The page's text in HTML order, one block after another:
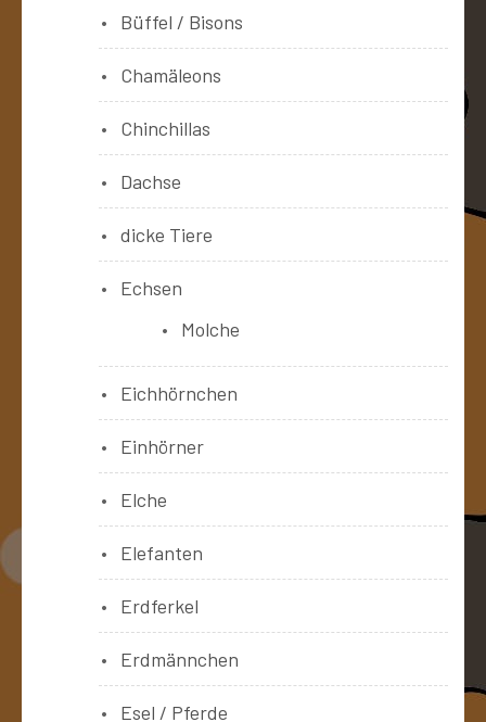
Büffel / Bisons
Chamäleons
Chinchillas
Dachse
dicke Tiere
Echsen
Molche
Eichhörnchen
Einhörner
Elche
Elefanten
Erdferkel
Erdmännchen
Esel / Pferde